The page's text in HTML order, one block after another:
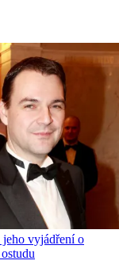
jeho vyjádření o